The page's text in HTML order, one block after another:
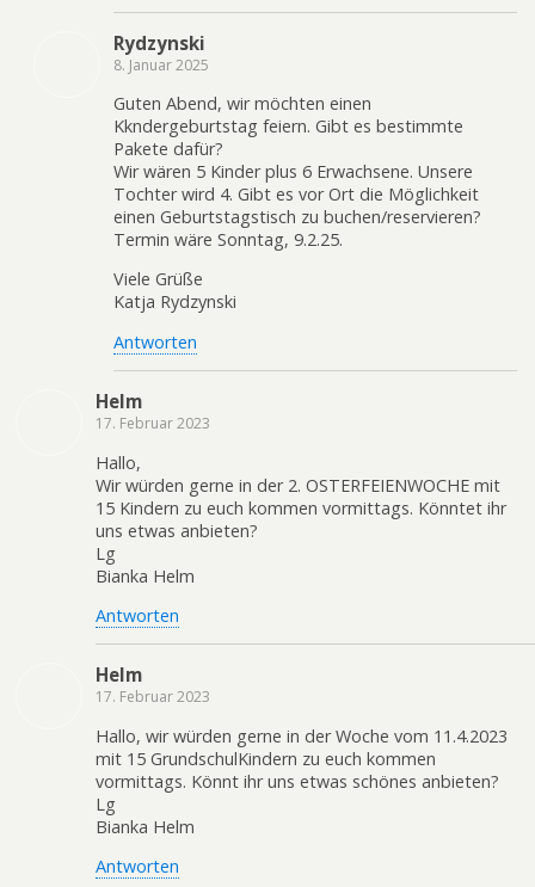
Rydzynski
8. Januar 2025
Guten Abend, wir möchten einen
Kkndergeburtstag feiern. Gibt es bestimmte
Pakete dafür?
Wir wären 5 Kinder plus 6 Erwachsene. Unsere
Tochter wird 4. Gibt es vor Ort die Möglichkeit
einen Geburtstagstisch zu buchen/reservieren?
Termin wäre Sonntag, 9.2.25.
Viele Grüße
Katja Rydzynski
Antworten
Helm
17. Februar 2023
Hallo,
Wir würden gerne in der 2. OSTERFEIENWOCHE mit
15 Kindern zu euch kommen vormittags. Könntet ihr
uns etwas anbieten?
Lg
Bianka Helm
Antworten
Helm
17. Februar 2023
Hallo, wir würden gerne in der Woche vom 11.4.2023
mit 15 GrundschulKindern zu euch kommen
vormittags. Könnt ihr uns etwas schönes anbieten?
Lg
Bianka Helm
Antworten